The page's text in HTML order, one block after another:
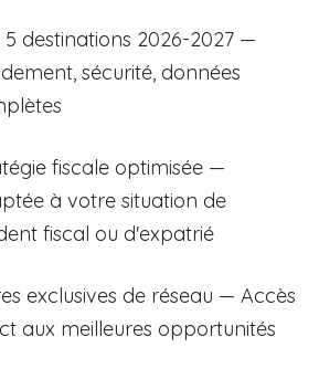
5 destinations 2026-2027 —
sécurité, données
fiscale optimisée —
à votre situation de
fiscal ou d'expatrié
exclusives de réseau — Accès
aux meilleures opportunités